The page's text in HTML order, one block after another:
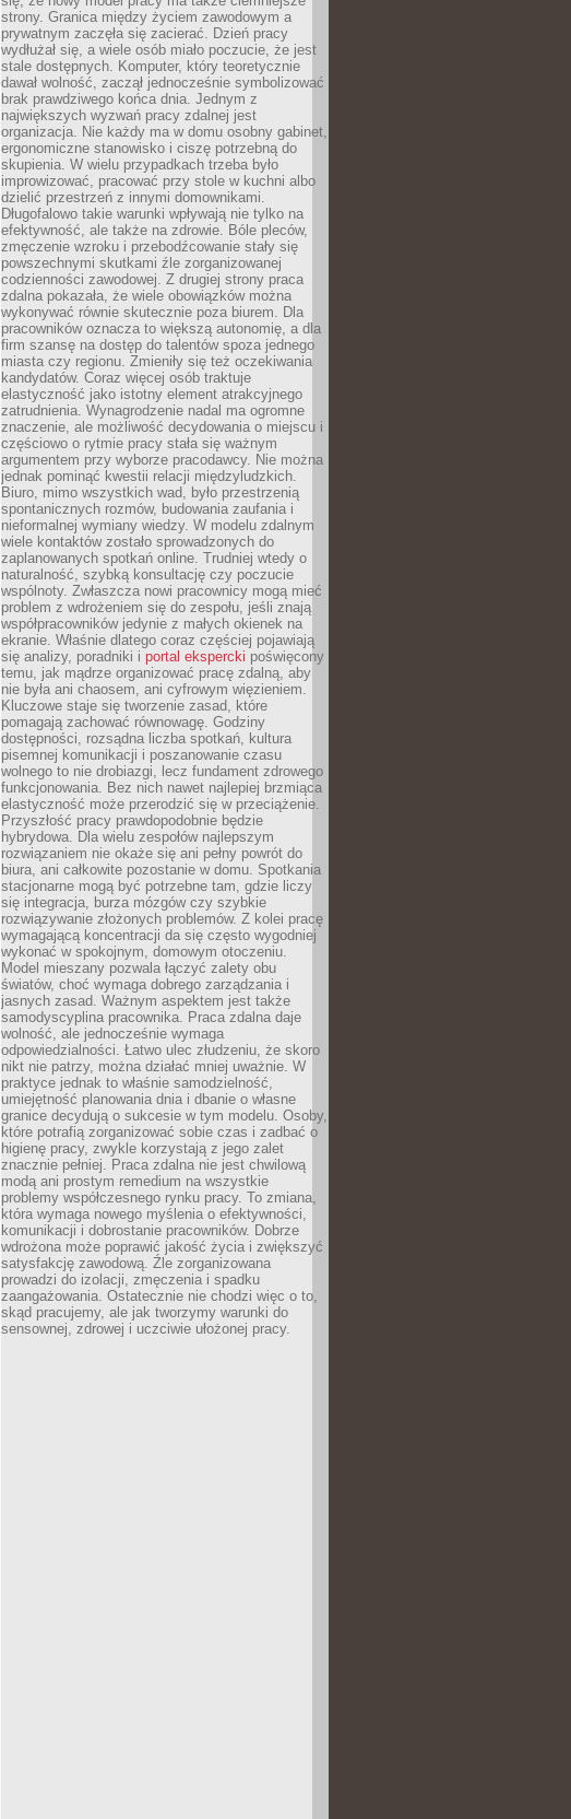
strony. Granica między życiem zawodowym a
prywatnym zaczęła się zacierać. Dzień pracy
wydłużał się, a wiele osób miało poczucie, że jest
stale dostępnych. Komputer, który teoretycznie
dawał wolność, zaczął jednocześnie symbolizować
brak prawdziwego końca dnia. Jednym z
największych wyzwań pracy zdalnej jest
organizacja. Nie każdy ma w domu osobny gabinet,
ergonomiczne stanowisko i ciszę potrzebną do
skupienia. W wielu przypadkach trzeba było
improwizować, pracować przy stole w kuchni albo
dzielić przestrzeń z innymi domownikami.
Długofalowo takie warunki wpływają nie tylko na
efektywność, ale także na zdrowie. Bóle pleców,
zmęczenie wzroku i przebodźcowanie stały się
powszechnymi skutkami źle zorganizowanej
codzienności zawodowej. Z drugiej strony praca
zdalna pokazała, że wiele obowiązków można
wykonywać równie skutecznie poza biurem. Dla
pracowników oznacza to większą autonomię, a dla
firm szansę na dostęp do talentów spoza jednego
miasta czy regionu. Zmieniły się też oczekiwania
kandydatów. Coraz więcej osób traktuje
elastyczność jako istotny element atrakcyjnego
zatrudnienia. Wynagrodzenie nadal ma ogromne
znaczenie, ale możliwość decydowania o miejscu i
częściowo o rytmie pracy stała się ważnym
argumentem przy wyborze pracodawcy. Nie można
jednak pominąć kwestii relacji międzyludzkich.
Biuro, mimo wszystkich wad, było przestrzenią
spontanicznych rozmów, budowania zaufania i
nieformalnej wymiany wiedzy. W modelu zdalnym
wiele kontaktów zostało sprowadzonych do
zaplanowanych spotkań online. Trudniej wtedy o
naturalność, szybką konsultację czy poczucie
wspólnoty. Zwłaszcza nowi pracownicy mogą mieć
problem z wdrożeniem się do zespołu, jeśli znają
współpracowników jedynie z małych okienek na
ekranie. Właśnie dlatego coraz częściej pojawiają
się analizy, poradniki i portal ekspercki poświęcony
temu, jak mądrze organizować pracę zdalną, aby
nie była ani chaosem, ani cyfrowym więzieniem.
Kluczowe staje się tworzenie zasad, które
pomagają zachować równowagę. Godziny
dostępności, rozsądna liczba spotkań, kultura
pisemnej komunikacji i poszanowanie czasu
wolnego to nie drobiazgi, lecz fundament zdrowego
funkcjonowania. Bez nich nawet najlepiej brzmiąca
elastyczność może przerodzić się w przeciążenie.
Przyszłość pracy prawdopodobnie będzie
hybrydowa. Dla wielu zespołów najlepszym
rozwiązaniem nie okaże się ani pełny powrót do
biura, ani całkowite pozostanie w domu. Spotkania
stacjonarne mogą być potrzebne tam, gdzie liczy
się integracja, burza mózgów czy szybkie
rozwiązywanie złożonych problemów. Z kolei pracę
wymagającą koncentracji da się często wygodniej
wykonać w spokojnym, domowym otoczeniu.
Model mieszany pozwala łączyć zalety obu
światów, choć wymaga dobrego zarządzania i
jasnych zasad. Ważnym aspektem jest także
samodyscyplina pracownika. Praca zdalna daje
wolność, ale jednocześnie wymaga
odpowiedzialności. Łatwo ulec złudzeniu, że skoro
nikt nie patrzy, można działać mniej uważnie. W
praktyce jednak to właśnie samodzielność,
umiejętność planowania dnia i dbanie o własne
granice decydują o sukcesie w tym modelu. Osoby,
które potrafią zorganizować sobie czas i zadbać o
higienę pracy, zwykle korzystają z jego zalet
znacznie pełniej. Praca zdalna nie jest chwilową
modą ani prostym remedium na wszystkie
problemy współczesnego rynku pracy. To zmiana,
która wymaga nowego myślenia o efektywności,
komunikacji i dobrostanie pracowników. Dobrze
wdrożona może poprawić jakość życia i zwiększyć
satysfakcję zawodową. Źle zorganizowana
prowadzi do izolacji, zmęczenia i spadku
zaangażowania. Ostatecznie nie chodzi więc o to,
skąd pracujemy, ale jak tworzymy warunki do
sensownej, zdrowej i uczciwie ułożonej pracy.